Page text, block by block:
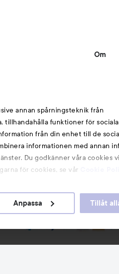
Om
annan spårningsteknik från
tillhandahålla funktioner för
från din enhet till de
informationen med annan
Du godkänner våra cookies
för cookies, se vår
Anpassa Tillåt
Följ oss